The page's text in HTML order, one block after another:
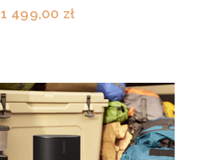
1 499,00 zł